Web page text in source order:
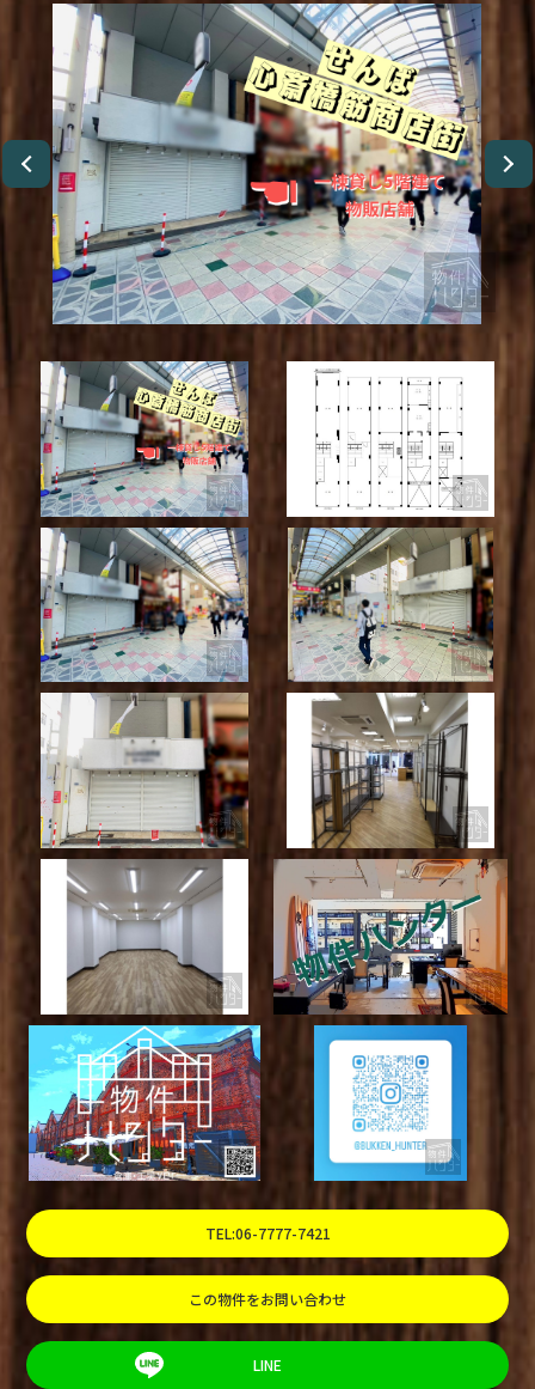
TEL:06-7777-7421
この物件をお問い合わせ
LINE